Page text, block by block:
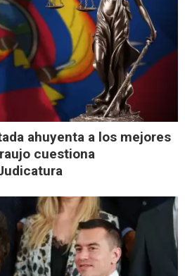
ahuyenta a los mejores
cuestiona